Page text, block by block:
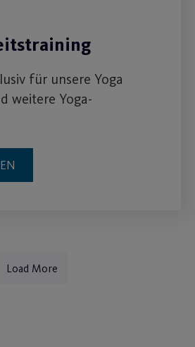
für unsere Yoga
weitere Yoga-
Load More